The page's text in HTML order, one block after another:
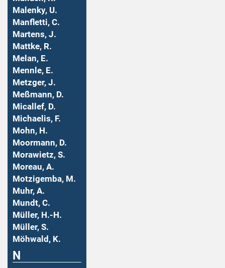
Malenky, U.
Manfletti, C.
Martens, J.
Mattke, R.
Melan, E.
Mennle, E.
Metzger, J.
Meßmann, D.
Micallef, D.
Michaelis, F.
Mohn, H.
Moormann, D.
Morawietz, S.
Moreau, A.
Motzigemba, M.
Muhr, A.
Mundt, C.
Müller, H.-H.
Müller, S.
Möhwald, K.
N